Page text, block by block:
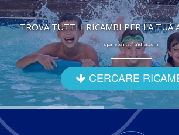
TROVA TUTTI I RICAMBI PER LA TUA
spareparts.fluidra.com
CERCARE